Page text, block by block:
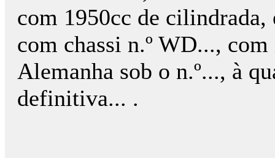
com 1950cc de
com chassi n.º WD...,
Alemanha sob o n.º..., à
definitiva... .